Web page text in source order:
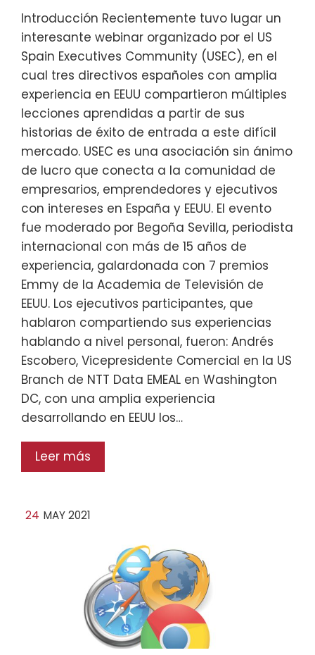
Introducción Recientemente tuvo lugar un
interesante webinar organizado por el US
Spain Executives Community (USEC), en el
cual tres directivos españoles con amplia
experiencia en EEUU compartieron múltiples
lecciones aprendidas a partir de sus
historias de éxito de entrada a este difícil
mercado. USEC es una asociación sin ánimo
de lucro que conecta a la comunidad de
empresarios, emprendedores y ejecutivos
con intereses en España y EEUU. El evento
fue moderado por Begoña Sevilla, periodista
internacional con más de 15 años de
experiencia, galardonada con 7 premios
Emmy de la Academia de Televisión de
EEUU. Los ejecutivos participantes, que
hablaron compartiendo sus experiencias
hablando a nivel personal, fueron: Andrés
Escobero, Vicepresidente Comercial en la US
Branch de NTT Data EMEAL en Washington
DC, con una amplia experiencia
desarrollando en EEUU los…
Leer más
24 MAY 2021